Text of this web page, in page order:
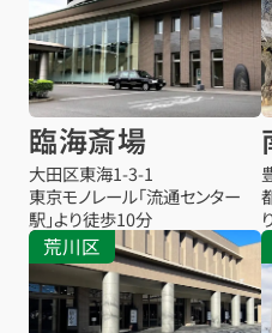
臨海斎場
大田区東海1-3-1
東京モノレール「流通センター
駅」より徒歩10分
荒川区